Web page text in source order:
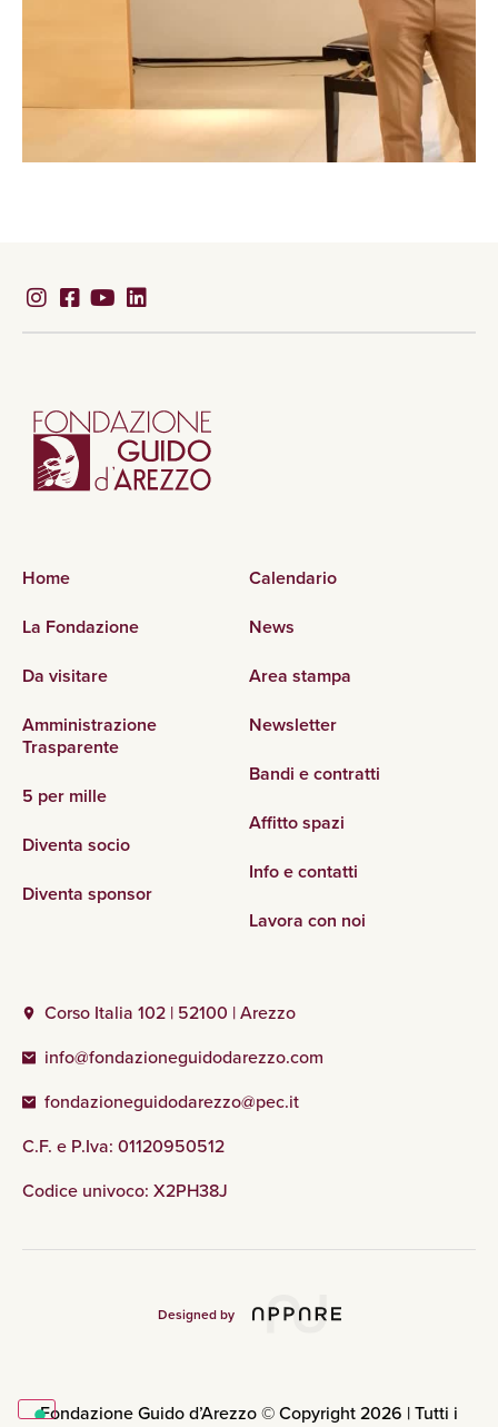
Home
La Fondazione
Da visitare
Amministrazione
Trasparente
5 per mille
Diventa socio
Diventa sponsor
Calendario
News
Area stampa
Newsletter
Bandi e contratti
Affitto spazi
Info e contatti
Lavora con noi
Corso Italia 102 | 52100 | Arezzo
info@fondazioneguidodarezzo.com
fondazioneguidodarezzo@pec.it
C.F. e P.Iva: 01120950512
Codice univoco: X2PH38J
Designed by
Fondazione Guido d’Arezzo © Copyright 2026 | Tutti i